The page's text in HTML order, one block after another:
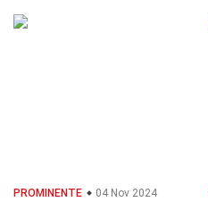
PROMINENTE 04 Nov 2024